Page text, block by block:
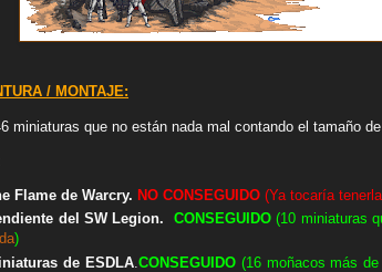
/ MONTAJE:
miniaturas que no están nada mal contando el tamaño de
Flame de Warcry. NO CONSEGUIDO (Ya tocaría
del SW Legion. CONSEGUIDO (10 miniaturas
)
de ESDLA. CONSEGUIDO(16 moñacos más